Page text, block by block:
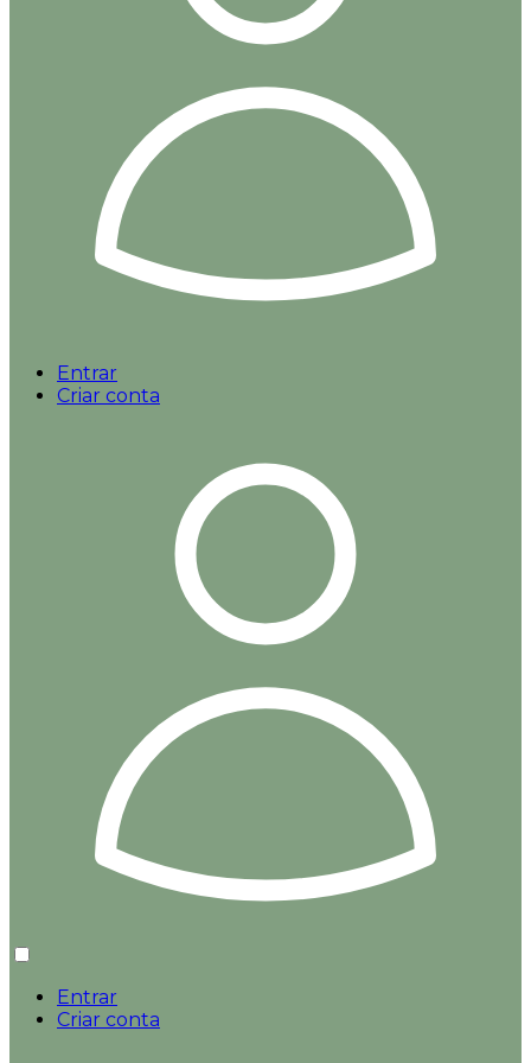
Entrar
Criar conta
Entrar
Criar conta